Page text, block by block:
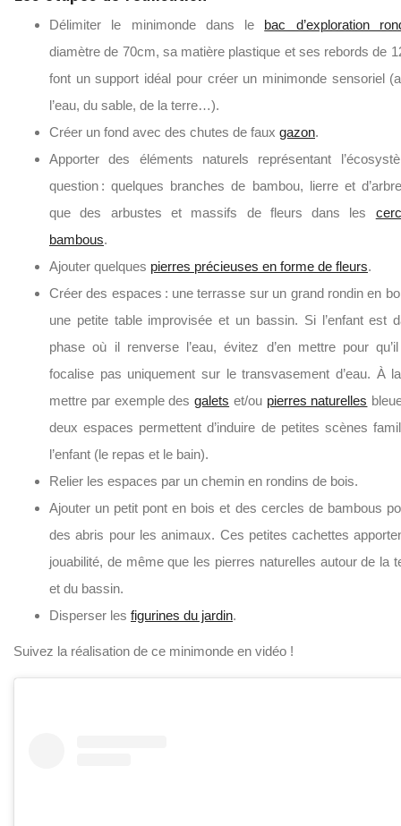
Délimiter le minimonde dans le bac d’exploration
diamètre de 70cm, sa matière plastique et ses rebords de
font un support idéal pour créer un minimonde sensoriel
l’eau, du sable, de la terre…).
Créer un fond avec des chutes de faux gazon.
Apporter des éléments naturels représentant
question : quelques branches de bambou, lierre et
que des arbustes et massifs de fleurs dans les
bambous.
Ajouter quelques pierres précieuses en forme de fleurs.
Créer des espaces : une terrasse sur un grand rondin en
une petite table improvisée et un bassin. Si l’enfant est
phase où il renverse l’eau, évitez d’en mettre pour
focalise pas uniquement sur le transvasement d’eau. À
mettre par exemple desgalets et/ou pierres naturelles
deux espaces permettent d’induire de petites scènes
l’enfant (le repas et le bain).
Relier les espaces par un chemin en rondins de bois.
Ajouter un petit pont en bois et des cercles de bambous
des abris pour les animaux. Ces petites cachettes
jouabilité, de même que les pierres naturelles autour de la
et du bassin.
Disperser les figurines du jardin.
Suivez la réalisation de ce minimonde en vidéo !